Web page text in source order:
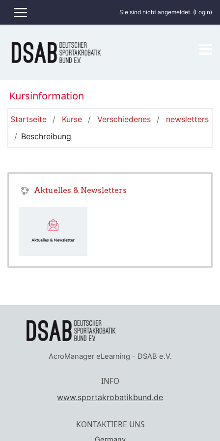
WEBSITE-ÜBERSICHT
Sie sind nicht angemeldet. (Login)
Kursinformation
Startseite Kurse Verschiedenes
newsletters
Beschreibung
Aktuelles & Newsletters
AcroManager eLearning - DSAB e.V.
INFO
www.sportakrobatikbund.de
KONTAKTIERE UNS